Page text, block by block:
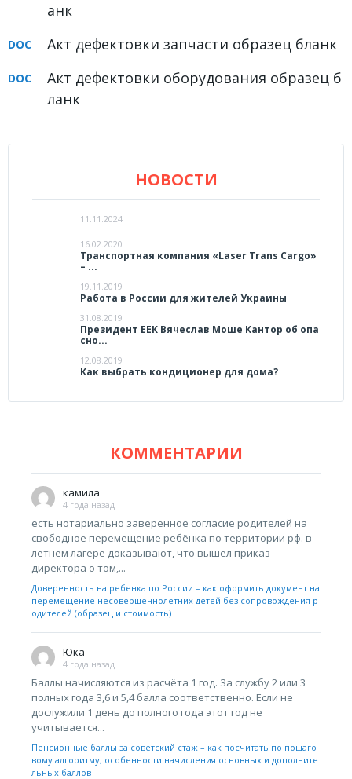
анк
Акт дефектовки запчасти образец бланк
Акт дефектовки оборудования образец б
ланк
НОВОСТИ
11.11.2024
16.02.2020
Транспортная компания «Laser Trans Cargo»
– ...
19.11.2019
Работа в России для жителей Украины
31.08.2019
Президент ЕЕК Вячеслав Моше Кантор об опа
сно...
12.08.2019
Как выбрать кондиционер для дома?
КОММЕНТАРИИ
камила
4 года назад
есть нотариально заверенное согласие родителей на
свободное перемещение ребёнка по территории рф. в
летнем лагере доказывают, что вышел приказ
директора о том,...
Доверенность на ребенка по России – как оформить документ на
перемещение несовершеннолетних детей без сопровождения р
одителей (образец и стоимость)
Юка
4 года назад
Баллы начисляются из расчёта 1 год. За службу 2 или 3
полных года 3,6 и 5,4 балла соответственно. Если не
дослужили 1 день до полного года этот год не
учитывается...
Пенсионные баллы за советский стаж – как посчитать по пошаго
вому алгоритму, особенности начисления основных и дополните
льных баллов